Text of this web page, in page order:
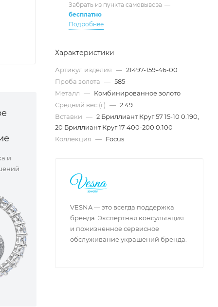
и
Забрать из пункта самовывоза —
бесплатно
Подробнее
Характеристики
Артикул изделия — 21497-159-46-00
Проба золота — 585
Металл — Комбинированное золото
Средний вес (г) — 2.49
Вставки — 2 Бриллиант Круг 57 15-10 0.190,
20 Бриллиант Круг 17 400-200 0.100
Коллекция — Focus
VESNA — это всегда поддержка
бренда. Экспертная консультация
и пожизненное сервисное
обслуживание украшений бренда.